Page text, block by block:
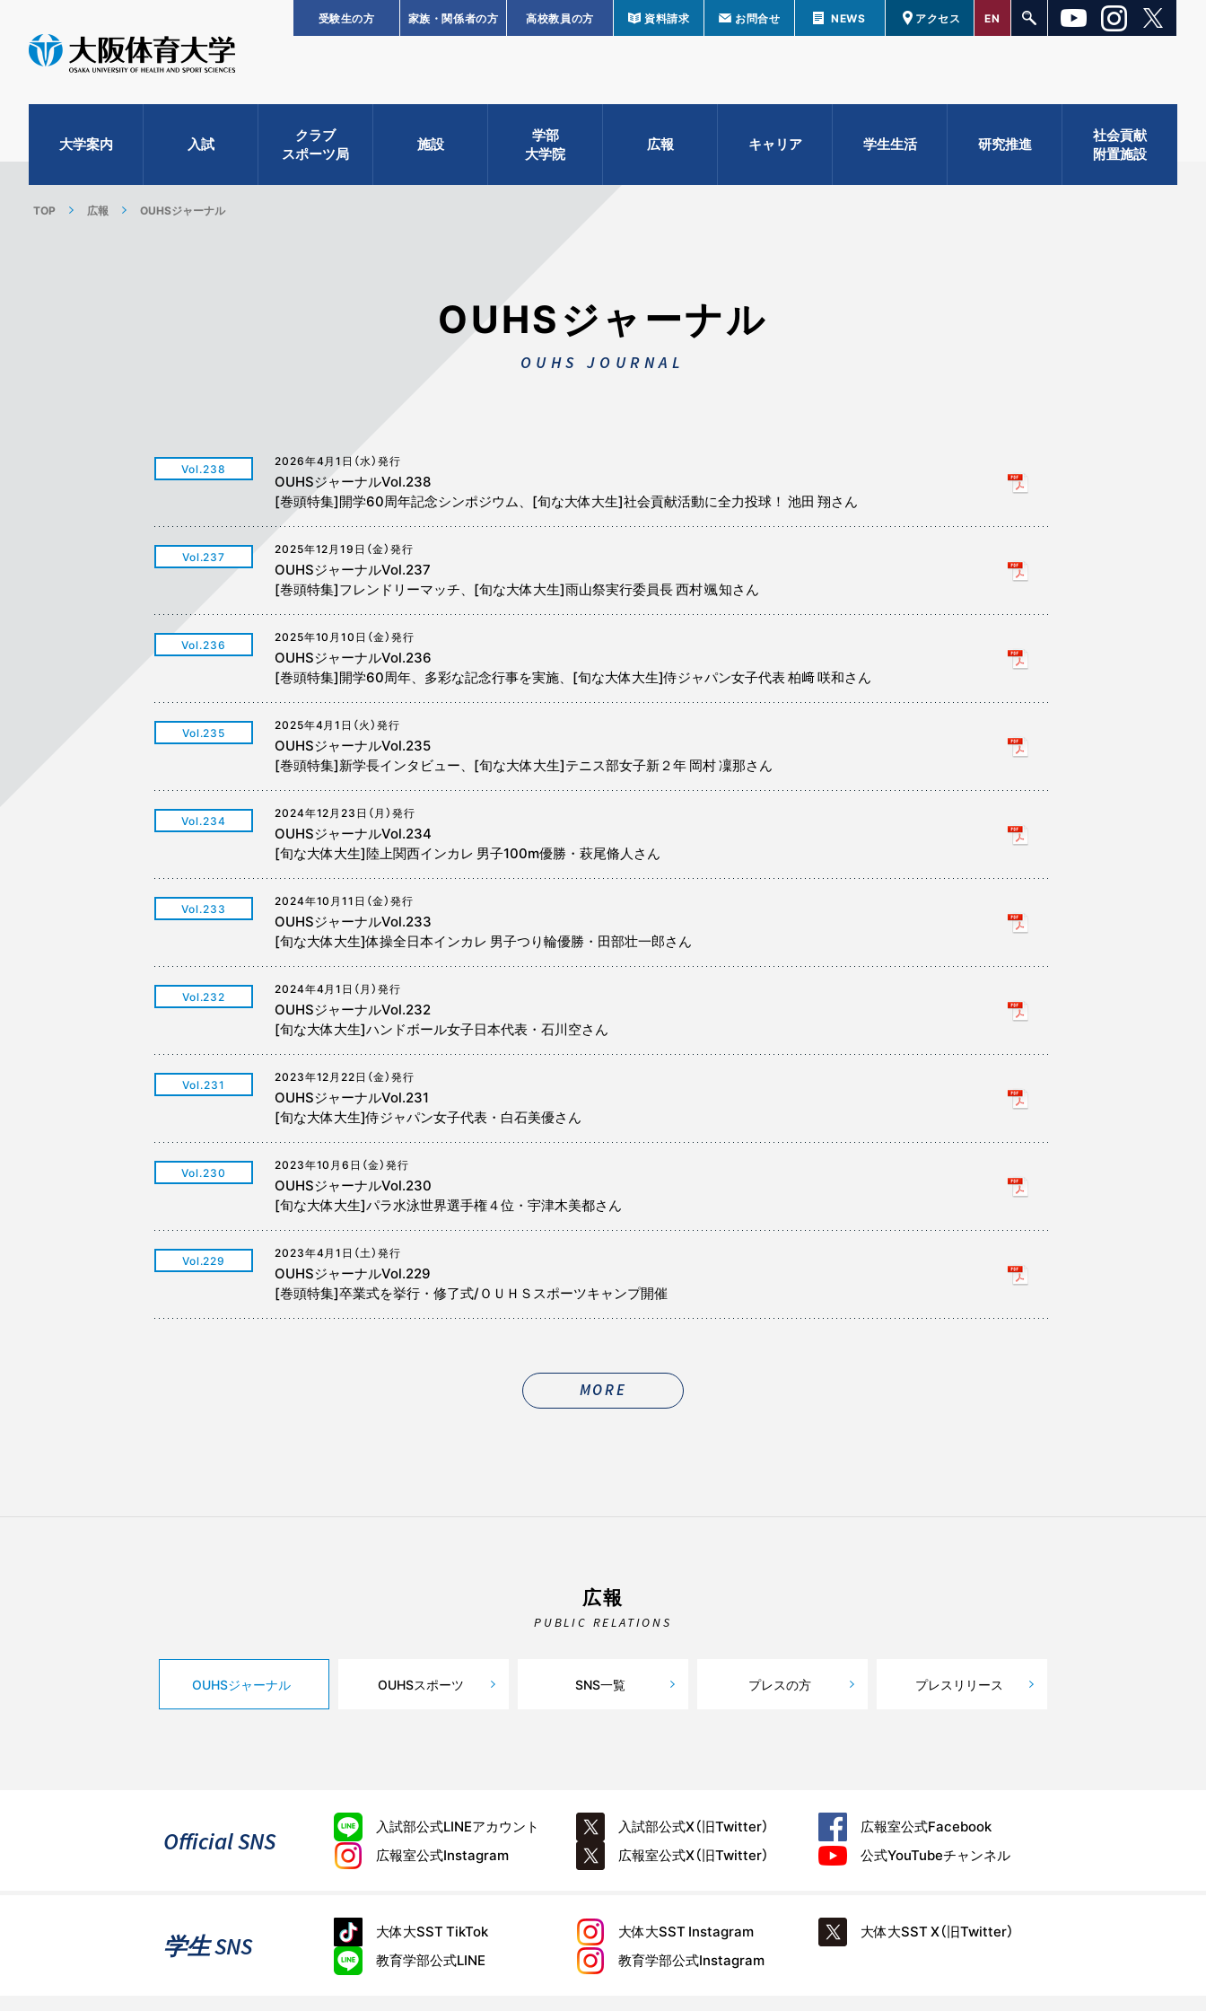
受験生の方 家族・関係者の方 高校教員の方 資料請求 お問合せ NEWS アクセス EN
大学案内 入試
クラブ
スポーツ局
施設
学部
大学院
広報 キャリア 学生生活 研究推進
社会貢献
附置施設
TOP 広報 OUHSジャーナル
OUHSジャーナル
OUHS JOURNAL
Vol.238 2026年4月1日（水）発行
OUHSジャーナルVol.238
[巻頭特集]開学60周年記念シンポジウム、[旬な大体大生]社会貢献活動に全力投球！ 池田 翔さん
Vol.237 2025年12月19日（金）発行
OUHSジャーナルVol.237
[巻頭特集]フレンドリーマッチ、[旬な大体大生]雨山祭実行委員長 西村 颯知さん
Vol.236 2025年10月10日（金）発行
OUHSジャーナルVol.236
[巻頭特集]開学60周年、多彩な記念行事を実施、[旬な大体大生]侍ジャパン女子代表 柏﨑 咲和さん
Vol.235 2025年4月1日（火）発行
OUHSジャーナルVol.235
[巻頭特集]新学長インタビュー、[旬な大体大生]テニス部女子新２年 岡村 凜那さん
Vol.234 2024年12月23日（月）発行
OUHSジャーナルVol.234
[旬な大体大生]陸上関西インカレ 男子100m優勝・萩尾脩人さん
Vol.233 2024年10月11日（金）発行
OUHSジャーナルVol.233
[旬な大体大生]体操全日本インカレ 男子つり輪優勝・田部壮一郎さん
Vol.232 2024年4月1日（月）発行
OUHSジャーナルVol.232
[旬な大体大生]ハンドボール女子日本代表・石川空さん
Vol.231 2023年12月22日（金）発行
OUHSジャーナルVol.231
[旬な大体大生]侍ジャパン女子代表・白石美優さん
Vol.230 2023年10月6日（金）発行
OUHSジャーナルVol.230
[旬な大体大生]パラ水泳世界選手権４位・宇津木美都さん
Vol.229 2023年4月1日（土）発行
OUHSジャーナルVol.229
[巻頭特集]卒業式を挙行・修了式/ＯＵＨＳスポーツキャンプ開催
MORE
広報
PUBLIC RELATIONS
OUHSジャーナル OUHSスポーツ SNS一覧 プレスの方 プレスリリース
Official SNS 入試部公式LINEアカウント 入試部公式X（旧Twitter） 広報室公式Facebook
広報室公式Instagram 広報室公式X（旧Twitter） 公式YouTubeチャンネル
学生 SNS 大体大SSTTikTok 大体大SST Instagram 大体大SSTX（旧Twitter）
教育学部公式LINE 教育学部公式Instagram